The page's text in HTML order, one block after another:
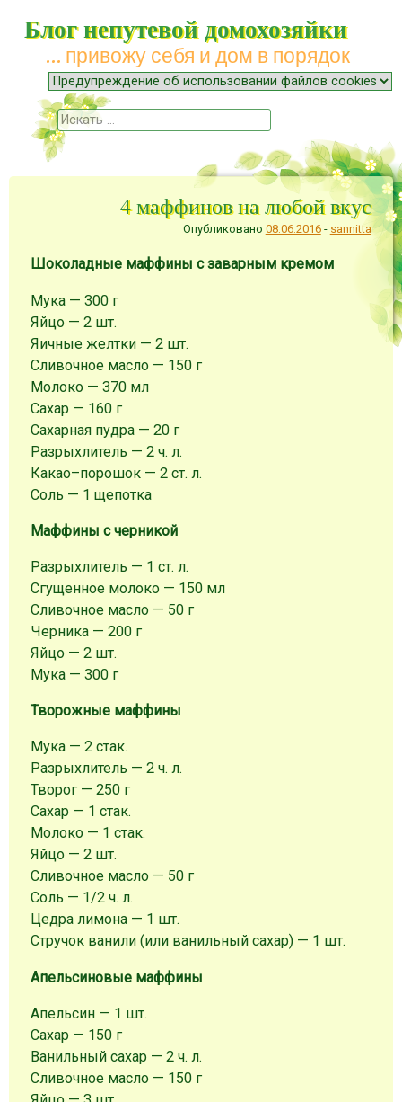
Блог непутевой домохозяйки
… привожу себя и дом в порядок
Меню
Наверх
Поиск
4 маффинов на любой вкус
Опубликовано 08.06.2016- sannitta
Шоколадные маффины с заварным кремом
Мука — 300 г
Яйцо — 2 шт.
Яичные желтки — 2 шт.
Сливочное масло — 150 г
Молоко — 370 мл
Сахар — 160 г
Сахарная пудра — 20 г
Разрыхлитель — 2 ч. л.
Какао–порошок — 2 ст. л.
Соль — 1 щепотка
Маффины с черникой
Разрыхлитель — 1 ст. л.
Сгущенное молоко — 150 мл
Сливочное масло — 50 г
Черника — 200 г
Яйцо — 2 шт.
Мука — 300 г
Творожные маффины
Мука — 2 стак.
Разрыхлитель — 2 ч. л.
Творог — 250 г
Сахар — 1 стак.
Молоко — 1 стак.
Яйцо — 2 шт.
Сливочное масло — 50 г
Соль — 1/2 ч. л.
Цедра лимона — 1 шт.
Стручок ванили (или ванильный сахар) — 1 шт.
Апельсиновые маффины
Апельсин — 1 шт.
Сахар — 150 г
Ванильный сахар — 2 ч. л.
Сливочное масло — 150 г